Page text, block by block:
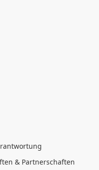
& Partnerschaften